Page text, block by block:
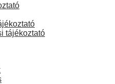
tájékoztató